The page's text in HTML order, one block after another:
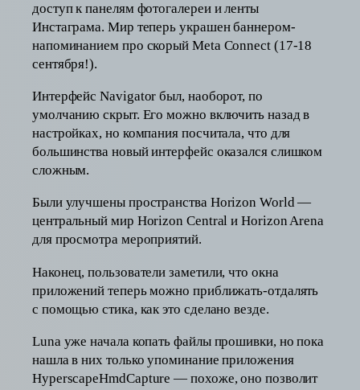
доступ к панелям фотогалереи и ленты
Инстаграма. Мир теперь украшен баннером-
напоминанием про скорый Meta Connect (17-18
сентября!).
Интерфейс Navigator был, наоборот, по
умолчанию скрыт. Его можно включить назад в
настройках, но компания посчитала, что для
большинства новый интерфейс оказался слишком
сложным.
Были улучшены пространства Horizon World —
центральный мир Horizon Central и Horizon Arena
для просмотра мероприятий.
Наконец, пользователи заметили, что окна
приложений теперь можно приближать-отдалять
с помощью стика, как это сделано везде.
Luna уже начала копать файлы прошивки, но пока
нашла в них только упоминание приложения
HyperscapeHmdCapture — похоже, оно позволит